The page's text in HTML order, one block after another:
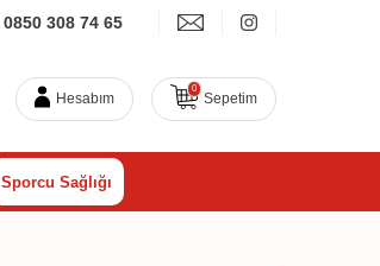
0850 308 74 65
Hesabım
0
Sepetim
Sporcu Sağlığı